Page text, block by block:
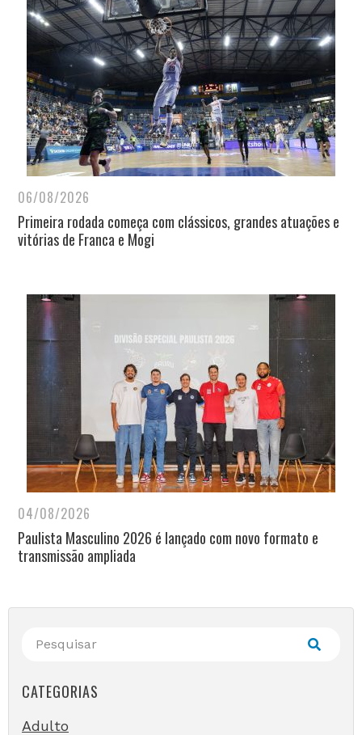
06/08/2026
Primeira rodada começa com clássicos, grandes atuações e
vitórias de Franca e Mogi
04/08/2026
Paulista Masculino 2026 é lançado com novo formato e
transmissão ampliada
CATEGORIAS
Adulto